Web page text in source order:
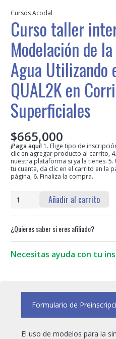
Cursos Acodal
Curso taller
Modelación de
Agua Utilizando
QUAL2K en
Superficiales
$665,000
¡Paga aquí! 1. Elige tipo de
clic en agregar producto al carrito,
nuestra plataforma si ya la tienes.
tu cuenta, da clic en el carrito en la
página, 6. Finaliza la compra.
Curso
intermedio:
Modelación
de
la
Modelo
QUAL2K
Añadir al carrito
¿Quieres saber si eres afiliado?
Necesitas ayuda con tu
Formulario de
El uso de modelos para la